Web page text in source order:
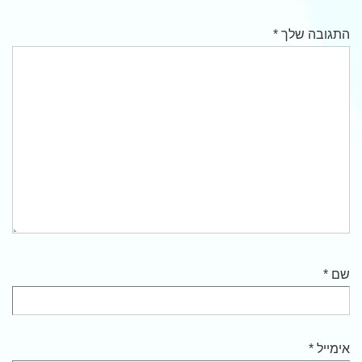
התגובה שלך*
שם *
אימייל *